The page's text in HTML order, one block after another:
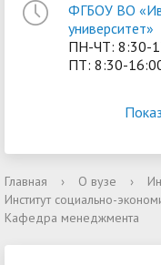
ФГБОУ ВО
университет»
ПН-ЧТ: 8:30-
ПТ: 8:30-
Главная › О вузе ›
Институт социально-
Кафедра менеджмента